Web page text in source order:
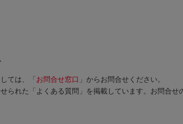
ては、「 お問合せ窓口 」からお問合せください。
られた「よくある質問」を掲載しています。お問合せ